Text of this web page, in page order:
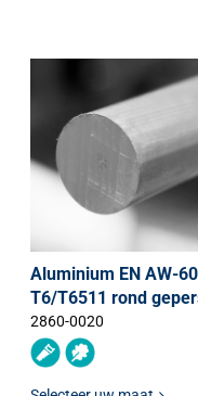
Aluminium EN AW-
T6/T6511 rond
2860-0020